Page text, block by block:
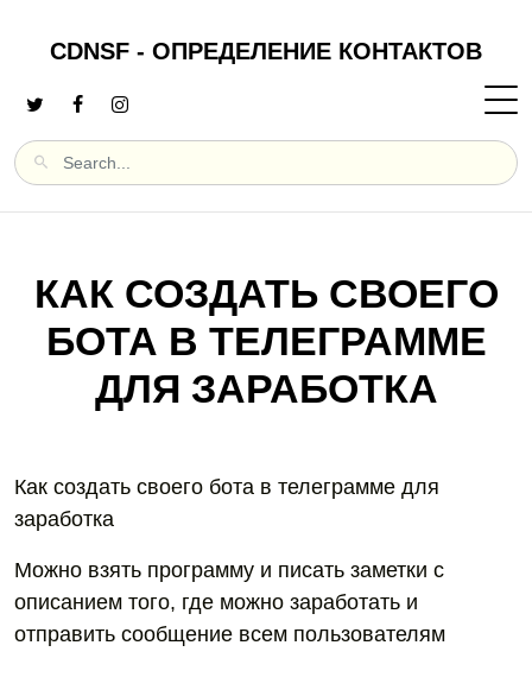
CDNSF - ОПРЕДЕЛЕНИЕ КОНТАКТОВ
КАК СОЗДАТЬ СВОЕГО
БОТА В ТЕЛЕГРАММЕ
ДЛЯ ЗАРАБОТКА
Как создать своего бота в телеграмме для
заработка
Можно взять программу и писать заметки с
описанием того, где можно заработать и
отправить сообщение всем пользователям